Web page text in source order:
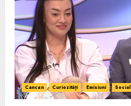
Cancan Curiozități Emisiuni Social